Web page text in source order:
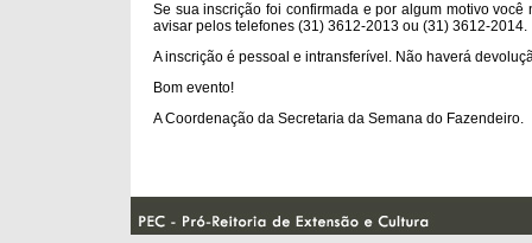
Se sua inscrição foi confirmada e por algum motivo
avisar pelos telefones (31) 3612-2013 ou (31) 3612-2014.
A inscrição é pessoal e intransferível. Não haverá
Bom evento!
A Coordenação da Secretaria da Semana do Fazendeiro.